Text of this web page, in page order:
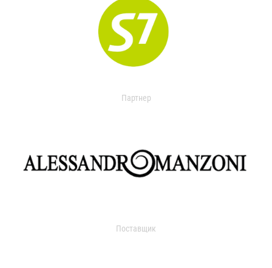
Партнер
Поставщик